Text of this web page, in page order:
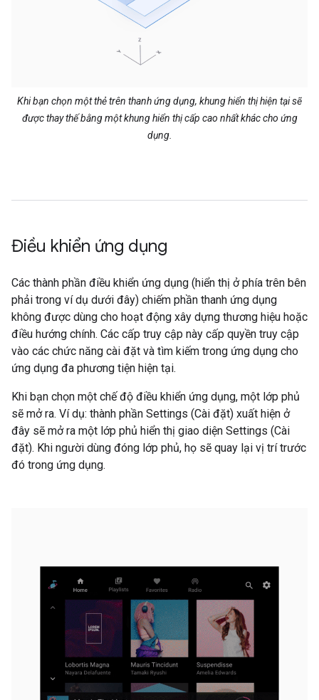
Khi bạn chọn một thẻ trên thanh ứng dụng, khung hiển thị hiện tại sẽ
được thay thế bằng một khung hiển thị cấp cao nhất khác cho ứng
dụng.
Điều khiển ứng dụng
Các thành phần điều khiển ứng dụng (hiển thị ở phía trên bên
phải trong ví dụ dưới đây) chiếm phần thanh ứng dụng
không được dùng cho hoạt động xây dựng thương hiệu hoặc
điều hướng chính. Các cấp truy cập này cấp quyền truy cập
vào các chức năng cài đặt và tìm kiếm trong ứng dụng cho
ứng dụng đa phương tiện hiện tại.
Khi bạn chọn một chế độ điều khiển ứng dụng, một lớp phủ
sẽ mở ra. Ví dụ: thành phần Settings (Cài đặt) xuất hiện ở
đây sẽ mở ra một lớp phủ hiển thị giao diện Settings (Cài
đặt). Khi người dùng đóng lớp phủ, họ sẽ quay lại vị trí trước
đó trong ứng dụng.